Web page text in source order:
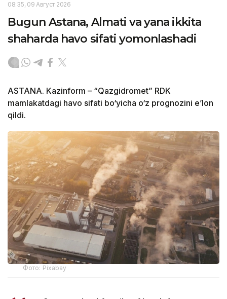
08:35, 09 Август 2026
Bugun Astana, Almati va yana ikkita
shaharda havo sifati yomonlashadi
ASTANA. Kazinform – “Qazgidromet” RDK
mamlakatdagi havo sifati bo‘yicha o‘z prognozini e’lon
qildi.
Фото: Pixabay